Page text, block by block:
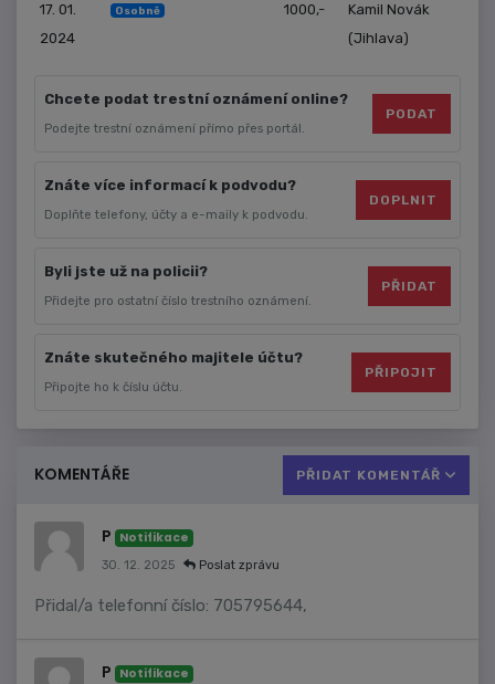
17. 01.
2024
Osobně 1000,-
Kamil Novák
(Jihlava)
Chcete podat trestní oznámení online?
Podejte trestní oznámení přímo přes portál.
PODAT
Znáte více informací k podvodu?
Doplňte telefony, účty a e-maily k podvodu.
DOPLNIT
Byli jste už na policii?
Přidejte pro ostatní číslo trestního oznámení.
PŘIDAT
Znáte skutečného majitele účtu?
Připojte ho k číslu účtu.
PŘIPOJIT
KOMENTÁŘE PŘIDAT KOMENTÁŘ
P Notifikace
30. 12. 2025 Poslat zprávu
Přidal/a telefonní číslo: 705795644,
P Notifikace